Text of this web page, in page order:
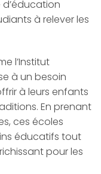
à relever les
l’Institut
à un besoin
à leurs enfants
En prenant
ces écoles
éducatifs tout
pour les